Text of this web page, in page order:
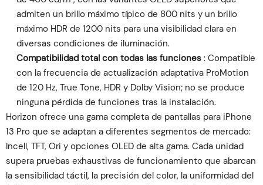
admiten un brillo máximo típico de 800 nits y un brillo
máximo HDR de 1200 nits para una visibilidad clara en
diversas condiciones de iluminación.
Compatibilidad total con todas las funciones : Compatible
con la frecuencia de actualización adaptativa ProMotion
de 120 Hz, True Tone, HDR y Dolby Vision; no se produce
ninguna pérdida de funciones tras la instalación.
Horizon ofrece una gama completa de pantallas para iPhone
13 Pro que se adaptan a diferentes segmentos de mercado:
Incell, TFT, Ori y opciones OLED de alta gama. Cada unidad
supera pruebas exhaustivas de funcionamiento que abarcan
la sensibilidad táctil, la precisión del color, la uniformidad del